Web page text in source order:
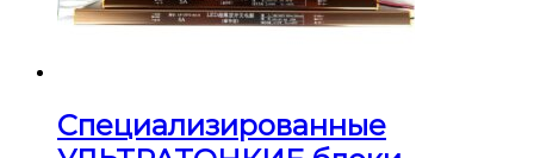
Специализированные